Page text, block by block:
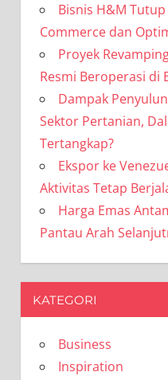
Bisnis H&M Tutup
Commerce dan
Proyek
Resmi Beroperasi di
Dampak
Sektor Pertanian,
Tertangkap?
Ekspor ke
Aktivitas Tetap
Harga Emas
Pantau Arah
KATEGORI
Business
Inspiration